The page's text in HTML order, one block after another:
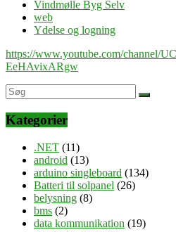
Vindmølle Byg Selv
web
Ydelse og logning
https://www.youtube.com/channel/
EeHAvixARgw
Kategorier
.NET (11)
android (13)
arduino singleboard (134)
Batteri til solpanel (26)
belysning (8)
bms (2)
data kommunikation (19)